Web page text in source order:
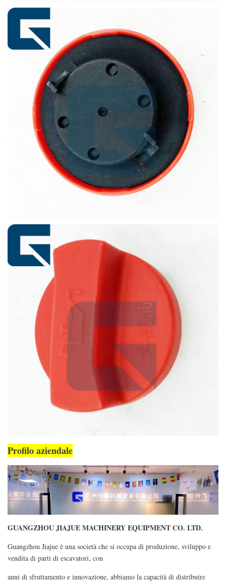
Profilo aziendale
GUANGZHOU JIAJUE MACHINERY EQUIPMENT CO. LTD.
Guangzhou Jiajue è una società che si occupa di produzione, sviluppo e
vendita di parti di escavatori, con
anni di sfruttamento e innovazione, abbiamo la capacità di distribuire